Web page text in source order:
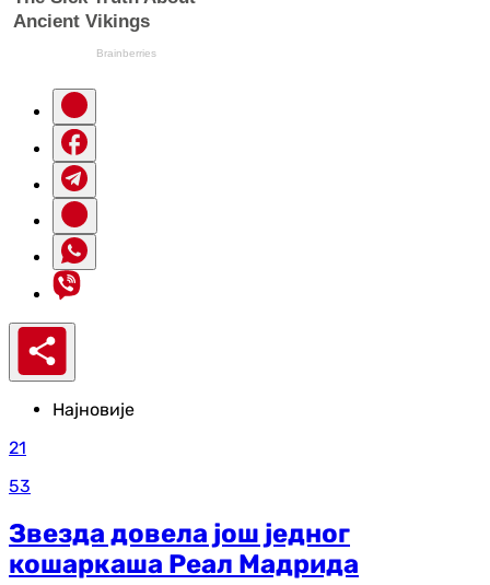
Најновије
21
53
Звезда довела још једног
кошаркаша Реал Мадрида